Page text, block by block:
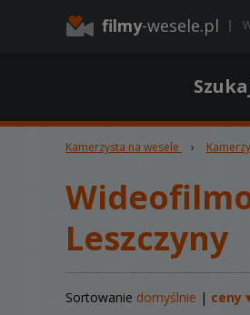
filmy-wesele.pl
Kamerzysta na wesele ›
Leszczyny
Sortowanie domyślnie | ceny